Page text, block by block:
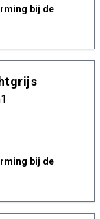
bij de
bij de